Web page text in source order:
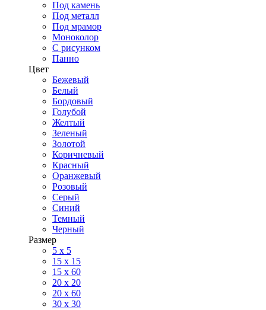
Под камень
Под металл
Под мрамор
Моноколор
С рисунком
Панно
Цвет
Бежевый
Белый
Бордовый
Голубой
Желтый
Зеленый
Золотой
Коричневый
Красный
Оранжевый
Розовый
Серый
Синий
Темный
Черный
Размер
5 x 5
15 x 15
15 x 60
20 х 20
20 x 60
30 х 30